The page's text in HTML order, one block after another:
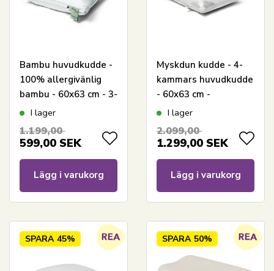
Bambu huvudkudde -
100% allergivänlig
bambu - 60x63 cm - 3-
kammarskudde -
I lager
1.199,00
599,00 SEK
Lägg i varukorg
Myskdun kudde - 4-
kammars huvudkudde
- 60x63 cm -
Nordstrand Home
I lager
2.099,00
1.299,00 SEK
Lägg i varukorg
SPARA 45% SPARA 50%